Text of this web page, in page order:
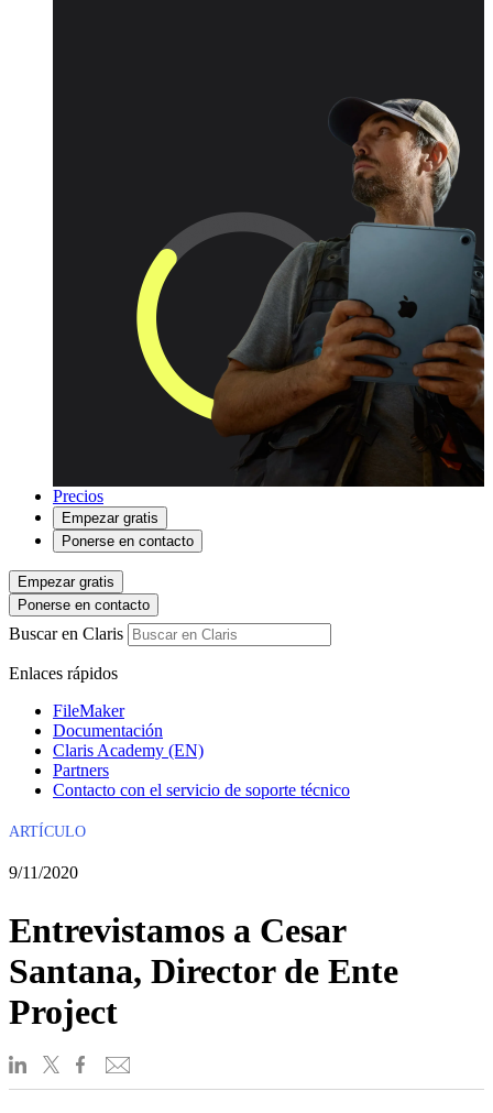
Precios
Empezar gratis
Ponerse en contacto
Empezar gratis
Ponerse en contacto
Buscar en Claris
Enlaces rápidos
FileMaker
Documentación
Claris Academy (EN)
Partners
Contacto con el servicio de soporte técnico
ARTÍCULO
9/11/2020
Entrevistamos a Cesar
Santana, Director de Ente
Project